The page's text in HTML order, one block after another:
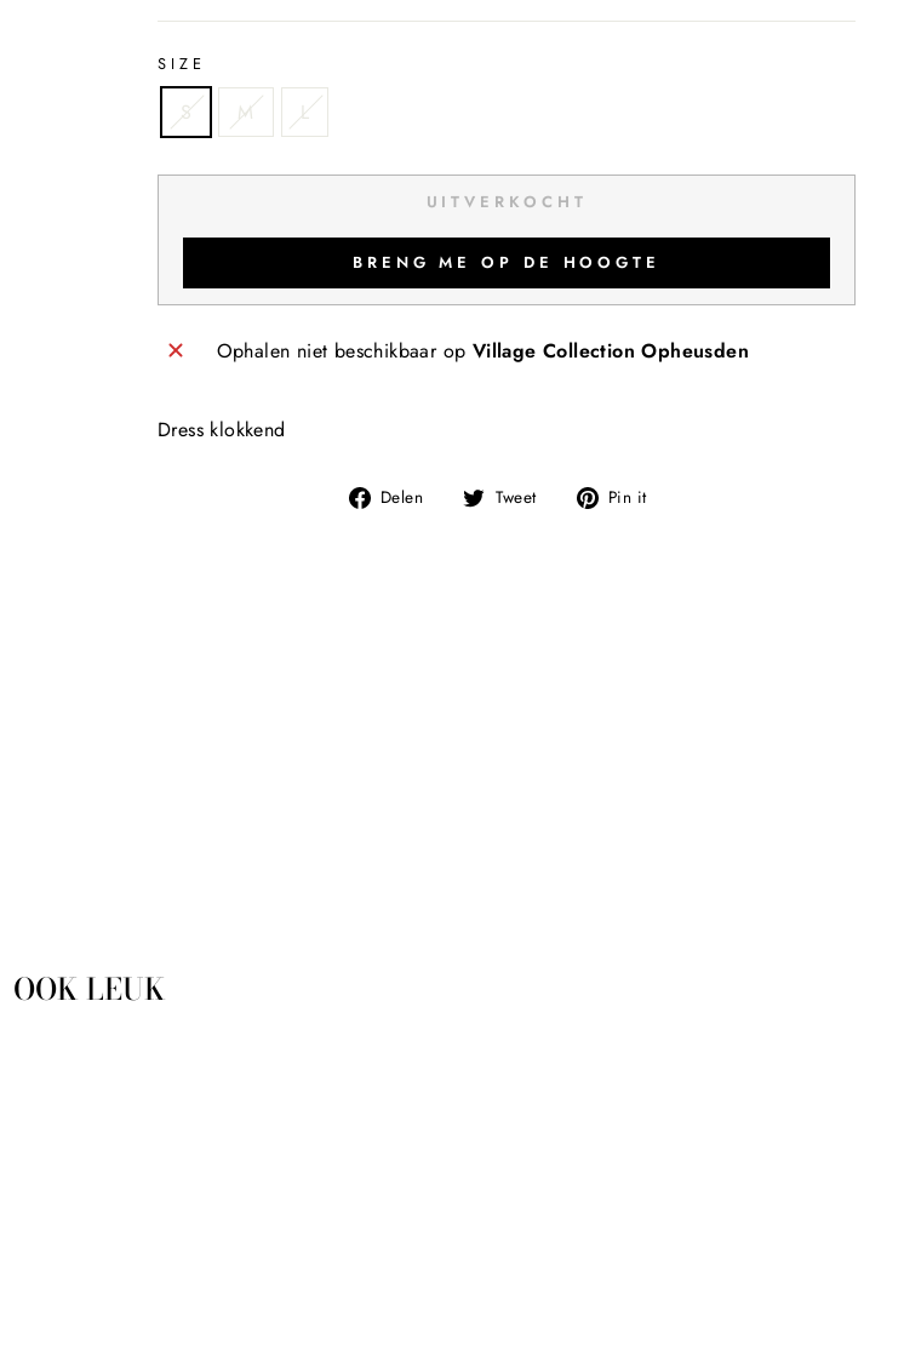
SIZE
S M L
UITVERKOCHT
BRENG ME OP DE HOOGTE
Ophalen niet beschikbaar op Village Collection Opheusden
Dress klokkend
Delen
Deel
Tweet
Tweet Pin it
OOK LEUK